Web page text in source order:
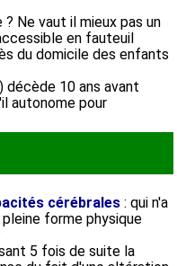
Ne vaut il mieux pas un
en fauteuil
du domicile des enfants
décède 10 ans avant
autonome pour
cérébrales : qui n'a
forme physique
5 fois de suite la